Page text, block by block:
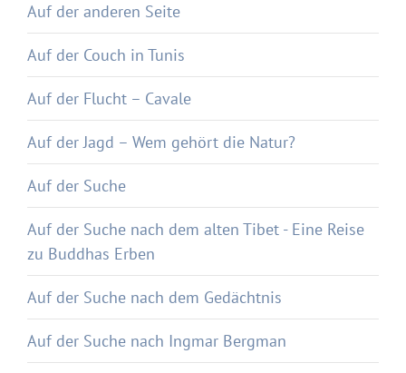
Auf der anderen Seite
Auf der Couch in Tunis
Auf der Flucht – Cavale
Auf der Jagd – Wem gehört die Natur?
Auf der Suche
Auf der Suche nach dem alten Tibet - Eine Reise
zu Buddhas Erben
Auf der Suche nach dem Gedächtnis
Auf der Suche nach Ingmar Bergman